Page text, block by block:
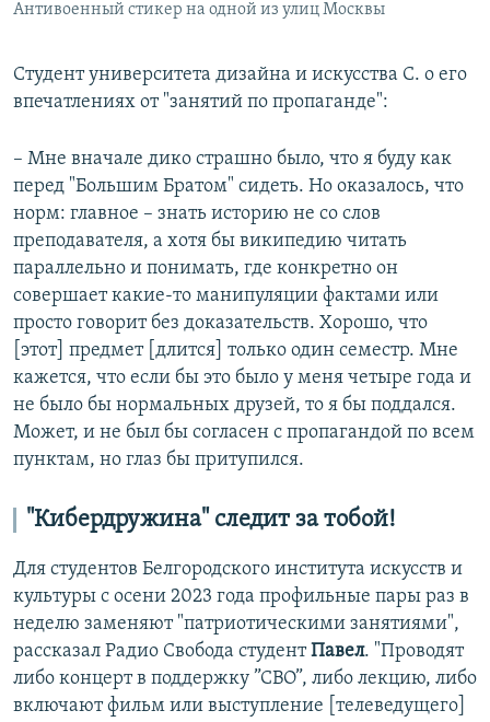
Антивоенный стикер на одной из улиц Москвы
Студент университета дизайна и искусства С. о его
впечатлениях от "занятий по пропаганде":
– Мне вначале дико страшно было, что я буду как
перед "Большим Братом" сидеть. Но оказалось, что
норм: главное – знать историю не со слов
преподавателя, а хотя бы википедию читать
параллельно и понимать, где конкретно он
совершает какие-то манипуляции фактами или
просто говорит без доказательств. Хорошо, что
[этот] предмет [длится] только один семестр. Мне
кажется, что если бы это было у меня четыре года и
не было бы нормальных друзей, то я бы поддался.
Может, и не был бы согласен с пропагандой по всем
пунктам, но глаз бы притупился.
"Кибердружина" следит за тобой!
Для студентов Белгородского института искусств и
культуры с осени 2023 года профильные пары раз в
неделю заменяют "патриотическими занятиями",
рассказал Радио Свобода студентПавел. "Проводят
либо концерт в поддержку ”СВО”, либо лекцию, либо
включают фильм или выступление [телеведущего]